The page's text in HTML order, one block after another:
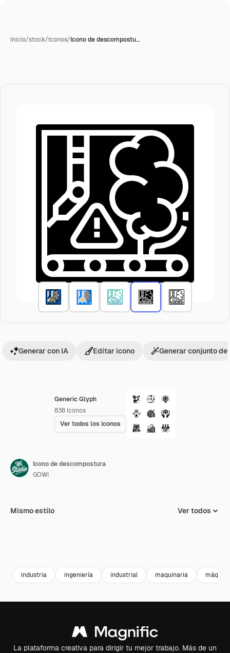
Inicio/stock/Iconos/Icono de descompostu…
Generic Glyph
838 Iconos
Ver todos los iconos
Generar con IA Editar icono Generar conjunto de
Icono de descompostura
GOWI
Mismo estilo Ver todos
industria ingeniería industrial maquinaria máquina
La plataforma creativa para dirigir tu mejor trabajo. Más de un